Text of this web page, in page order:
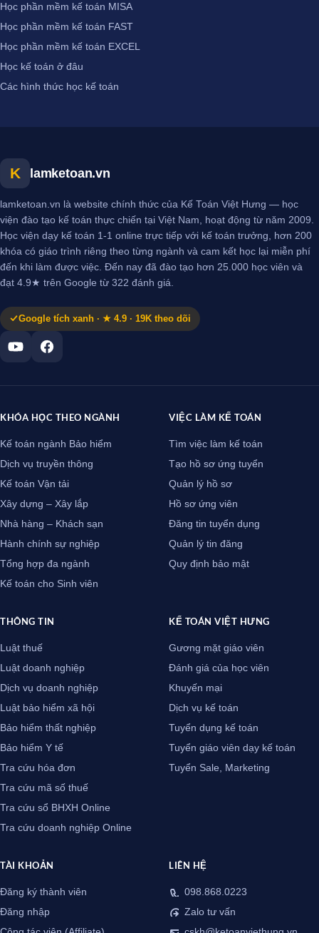
Học phần mềm kế toán MISA
Học phần mềm kế toán FAST
Học phần mềm kế toán EXCEL
Học kế toán ở đâu
Các hình thức học kế toán
K lamketoan.vn
lamketoan.vn là website chính thức của Kế Toán Việt Hưng — học
viện đào tạo kế toán thực chiến tại Việt Nam, hoạt động từ năm 2009.
Học viện dạy kế toán 1-1 online trực tiếp với kế toán trưởng, hơn 200
khóa có giáo trình riêng theo từng ngành và cam kết học lại miễn phí
đến khi làm được việc. Đến nay đã đào tạo hơn 25.000 học viên và
đạt 4.9★ trên Google từ 322 đánh giá.
Google tích xanh · ★ 4.9 · 19K theo dõi
KHÓA HỌC THEO NGÀNH
Kế toán ngành Bảo hiểm
Dịch vụ truyền thông
Kế toán Vận tải
Xây dựng – Xây lắp
Nhà hàng – Khách sạn
Hành chính sự nghiệp
Tổng hợp đa ngành
Kế toán cho Sinh viên
VIỆC LÀM KẾ TOÁN
Tìm việc làm kế toán
Tạo hồ sơ ứng tuyển
Quản lý hồ sơ
Hồ sơ ứng viên
Đăng tin tuyển dụng
Quản lý tin đăng
Quy định bảo mật
THÔNG TIN
Luật thuế
Luật doanh nghiệp
Dịch vụ doanh nghiệp
Luật bảo hiểm xã hội
Bảo hiểm thất nghiệp
Bảo hiểm Y tế
Tra cứu hóa đơn
Tra cứu mã số thuế
Tra cứu sổ BHXH Online
Tra cứu doanh nghiệp Online
KẾ TOÁN VIỆT HƯNG
Gương mặt giáo viên
Đánh giá của học viên
Khuyến mại
Dịch vụ kế toán
Tuyển dụng kế toán
Tuyển giáo viên dạy kế toán
Tuyển Sale, Marketing
TÀI KHOẢN
Đăng ký thành viên
Đăng nhập
LIÊN HỆ
098.868.0223
Zalo tư vấn